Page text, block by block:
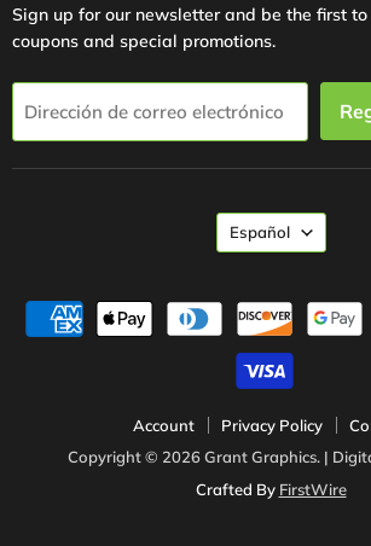
Sign up for our newsletter and be the first
coupons and special promotions.
Dirección de correo electrónico
Account Privacy Policy
Copyright © 2026 Grant Graphics. |
Crafted By FirstWire
Idioma
Español